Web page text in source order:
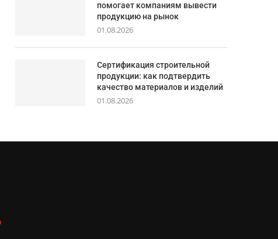
помогает компаниям вывести
продукцию на рынок
01.08.2026
Сертификация строительной
продукции: как подтвердить
качество материалов и изделий
01.08.2026